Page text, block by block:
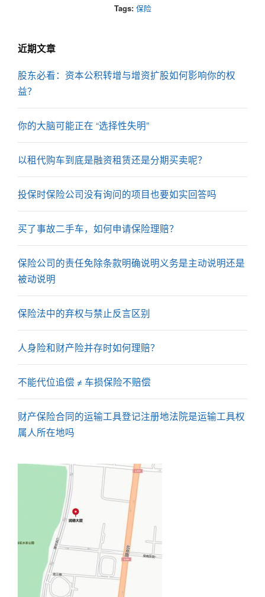
Tags: 保险
近期文章
股东必看：资本公积转增与增资扩股如何影响你的权
益？
你的大脑可能正在 “选择性失明”
以租代购车到底是融资租赁还是分期买卖呢？
投保时保险公司没有询问的项目也要如实回答吗
买了事故二手车，如何申请保险理赔？
保险公司的责任免除条款明确说明义务是主动说明还是
被动说明
保险法中的弃权与禁止反言区别
人身险和财产险并存时如何理赔？
不能代位追偿 ≠ 车损保险不赔偿​​
财产保险合同的运输工具登记注册地法院是运输工具权
属人所在地吗